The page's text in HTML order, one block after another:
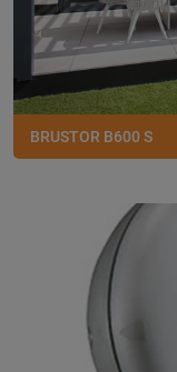
BRUSTOR B600 S